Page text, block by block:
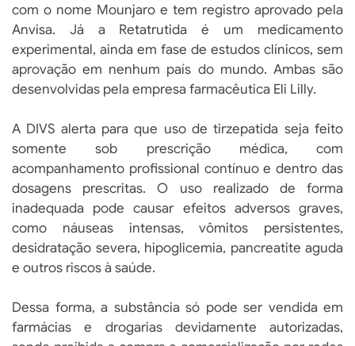
com o nome Mounjaro e tem registro aprovado pela
Anvisa. Já a Retatrutida é um medicamento
experimental, ainda em fase de estudos clínicos, sem
aprovação em nenhum país do mundo. Ambas são
desenvolvidas pela empresa farmacêutica Eli Lilly.
A DIVS alerta para que uso de tirzepatida seja feito
somente sob prescrição médica, com
acompanhamento profissional contínuo e dentro das
dosagens prescritas. O uso realizado de forma
inadequada pode causar efeitos adversos graves,
como náuseas intensas, vômitos persistentes,
desidratação severa, hipoglicemia, pancreatite aguda
e outros riscos à saúde.
Dessa forma, a substância só pode ser vendida em
farmácias e drogarias devidamente autorizadas,